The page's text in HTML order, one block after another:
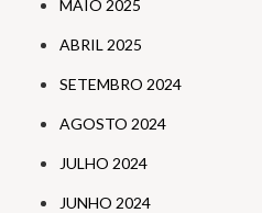
MAIO 2025
ABRIL 2025
SETEMBRO 2024
AGOSTO 2024
JULHO 2024
JUNHO 2024